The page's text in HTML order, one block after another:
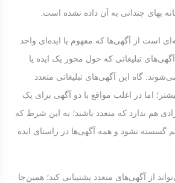
بهای چندانی به آن داده نشده است.
است از آگهی‌ها که مفهوم یا ایده‌ای واحد
تبلیغاتی که حول محور یک ایده یا
گاه این آگهی‌های تبلیغاتی متعدد
اما در اغلب مواقع با دو آگهی برای یک
هم ندارد که متعدد باشند؛ به این شرط که
گسسته نشود و همه آگهی‌ها در راستای ایده‌
از آگهی‌های متعدد پشتیبانی کند؛ همین‌جا